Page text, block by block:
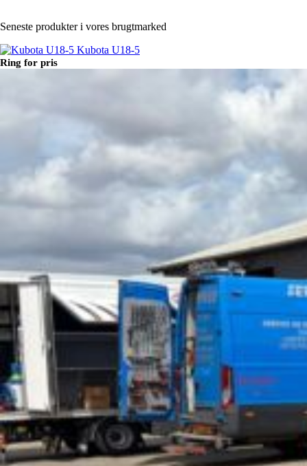
Seneste produkter i vores brugtmarked
Kubota U18-5
Ring for pris